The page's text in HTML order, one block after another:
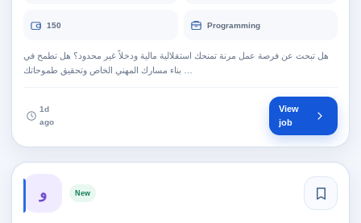
150 Programming
هل تبحث عن فرصة عمل مرنة تمنحك استقلالية مالية ودخلاً غير محدود؟ هل تطمح في
1d
ago
View
job
و New